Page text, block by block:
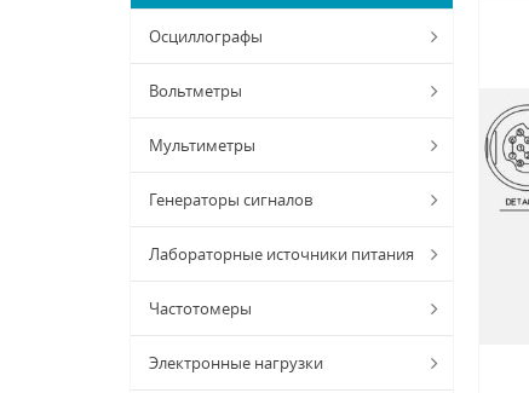
Осциллографы
Вольтметры
Мультиметры
Генераторы сигналов
Лабораторные источники питания
Частотомеры
Электронные нагрузки